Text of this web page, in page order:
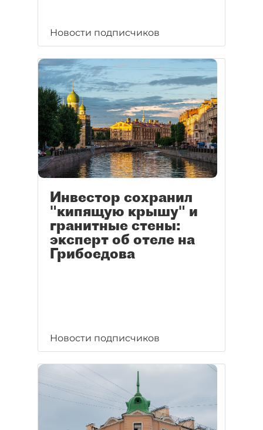
Новости подписчиков
Инвестор сохранил
"кипящую крышу" и
гранитные стены:
эксперт об отеле на
Грибоедова
Новости подписчиков